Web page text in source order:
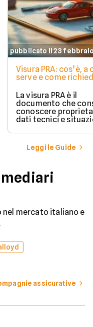
pubblicato il 23
Visura PRA: cos’è, a
serve e come
La visura PRA è il
documento che
conoscere
dati tecnici e
giuridica di un
iscritto al Pubblico
Automobilistico.
Leggi le Guide
nel mercato italiano e
assicurative